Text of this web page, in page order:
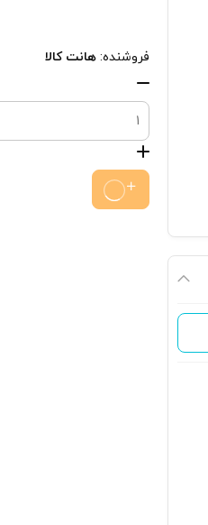
فروشنده: هانت کالا
سرب
چاکدار
چسبان
عدد